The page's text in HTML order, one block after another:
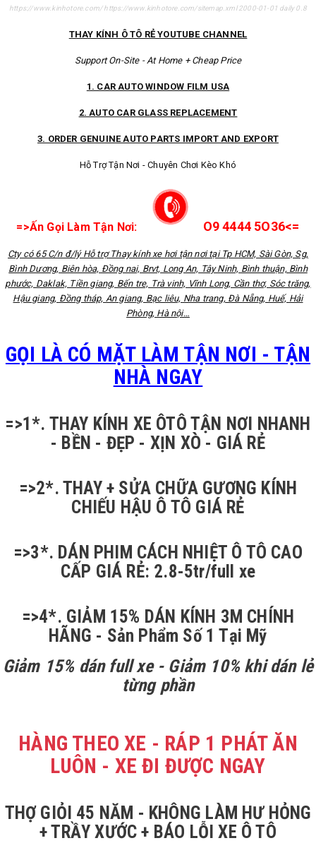
https://www.kinhotore.com/ https://www.kinhotore.com/sitemap.xml 2000-01-01 daily 0.8
THAY KÍNH Ô TÔ RẺ YOUTUBE CHANNEL
Support On-Site - At Home + Cheap Price
1. CAR AUTO WINDOW FILM USA
2. AUTO CAR GLASS REPLACEMENT
3. ORDER GENUINE AUTO PARTS IMPORT AND EXPORT
Hỗ Trợ Tận Nơi - Chuyên Chơi Kèo Khó
=>Ấn Gọi Làm Tận Nơi: O9 4444 5O36<=
Cty có 65 C/n đ/lý Hỗ trợ Thay kính xe hơi tận nơi tại Tp HCM, Sài Gòn, Sg,
Bình Dương, Biên hòa, Đồng nai, Brvt, Long An, Tây Ninh, Bình thuận, Bình
phước, Daklak, Tiền giang, Bến tre, Trà vinh, Vĩnh Long, Cần thơ, Sóc trăng,
Hậu giang, Đồng tháp, An giang, Bạc liêu, Nha trang, Đà Nẵng, Huế, Hải
Phòng, Hà nội…
GỌI LÀ CÓ MẶT LÀM TẬN NƠI - TẬN
NHÀ NGAY
=>1*. THAY KÍNH XE ÔTÔ TẬN NƠI NHANH
- BỀN - ĐẸP - XỊN XÒ - GIÁ RẺ
=>2*. THAY + SỬA CHỮA GƯƠNG KÍNH
CHIẾU HẬU Ô TÔ GIÁ RẺ
=>3*. DÁN PHIM CÁCH NHIỆT Ô TÔ CAO
CẤP GIÁ RẺ: 2.8-5tr/full xe
=>4*. GIẢM 15% DÁN KÍNH 3M CHÍNH
HÃNG - Sản Phẩm Số 1 Tại Mỹ
Giảm 15% dán full xe - Giảm 10% khi dán lẻ
từng phần
HÀNG THEO XE - RÁP 1 PHÁT ĂN
LUÔN - XE ĐI ĐƯỢC NGAY
THỢ GIỎI 45 NĂM - KHÔNG LÀM HƯ HỎNG
+ TRẦY XƯỚC + BÁO LỖI XE Ô TÔ